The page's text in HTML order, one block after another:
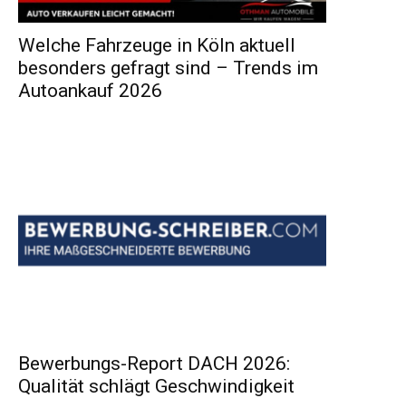
Welche Fahrzeuge in Köln aktuell
besonders gefragt sind – Trends im
Autoankauf 2026
Bewerbungs-Report DACH 2026:
Qualität schlägt Geschwindigkeit